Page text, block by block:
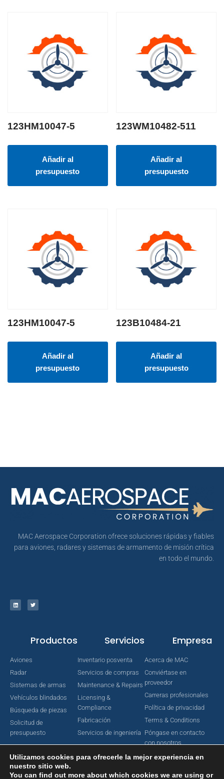
123HM10047-5
Añadir al
presupuesto
123WM10482-511
Añadir al
presupuesto
123HM10047-5
Añadir al
presupuesto
123B10484-21
Añadir al
presupuesto
MAC Aerospace Corporation ofrece soluciones rápidas y fiables
para aviones, radares y sistemas de armamento de misión crítica
en todo el mundo.
Productos
Aviones
Radar
Sistemas de armas
Vehículos blindados
Búsqueda de piezas
Solicitud de
presupuesto
Servicios
Inventario posventa
Servicios de compras
Maintenance & Repairs
Licensing &
Compliance
Fabricación
Servicios de ingeniería
Empresa
Acerca de MAC
Conviértase en
proveedor
Carreras profesionales
Política de privacidad
Terms & Conditions
Póngase en contacto
con nosotros
Utilizamos cookies para ofrecerle la mejor experiencia en
nuestro sitio web.
You can find out more about which cookies we are using or